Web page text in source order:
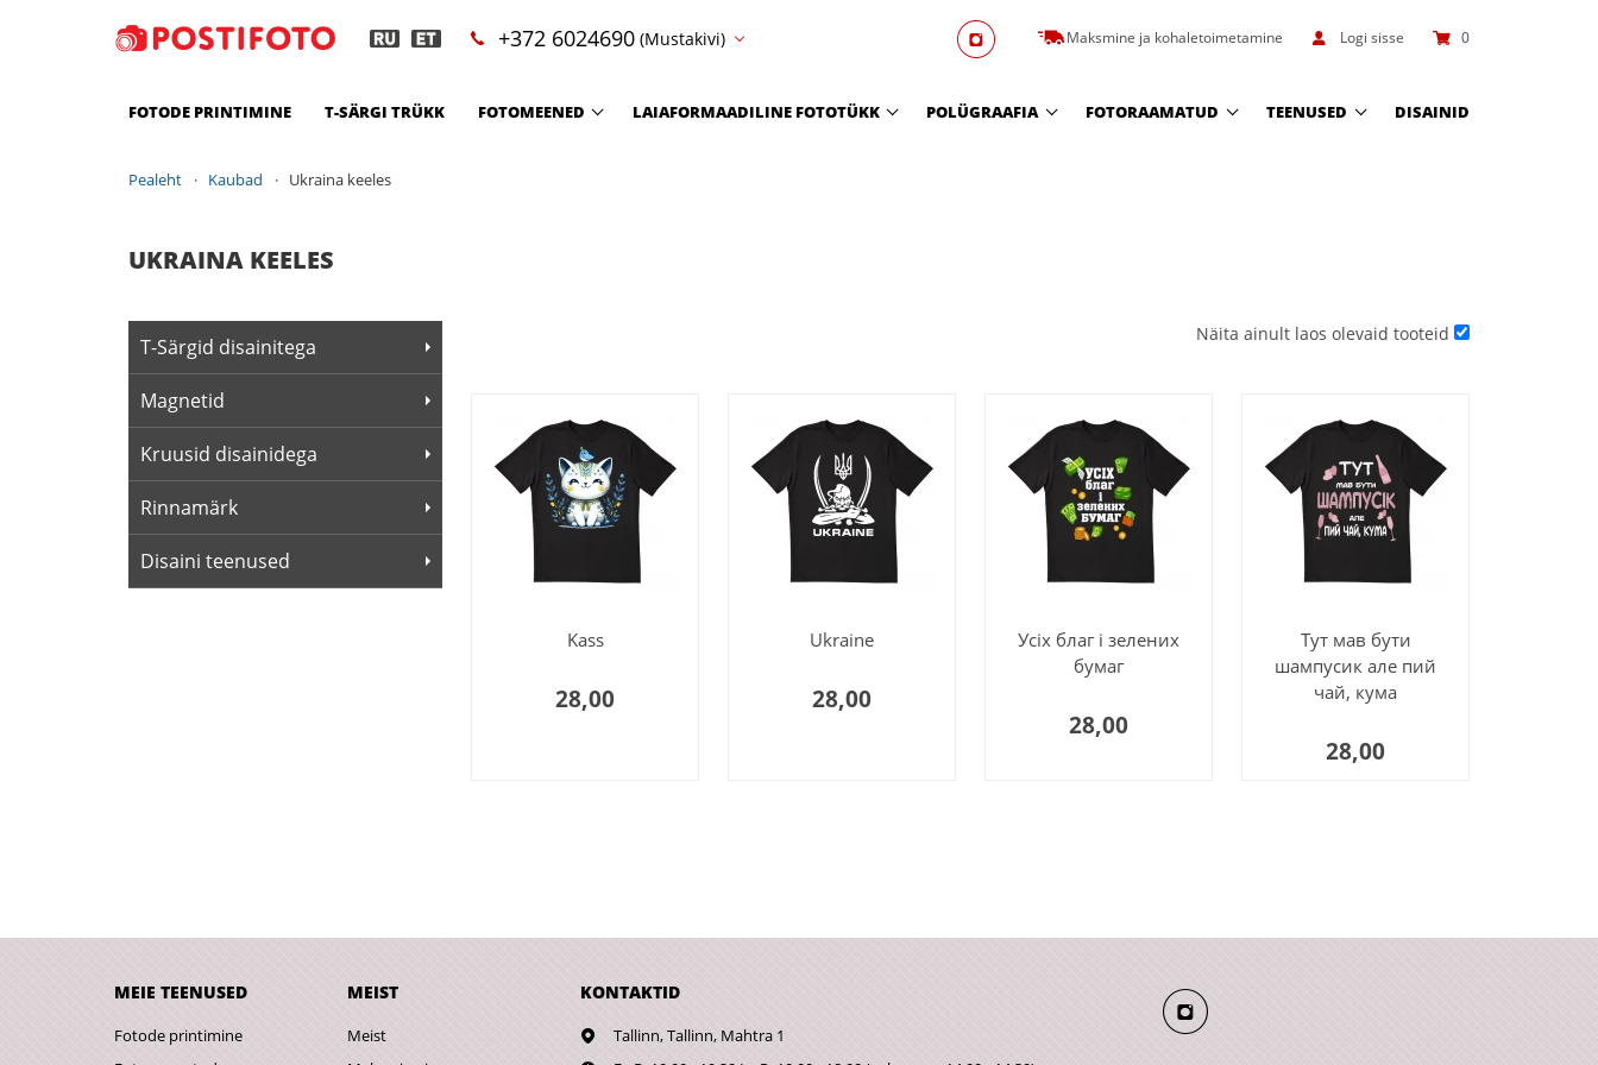
+372 6024690 (Mustakivi) Maksmine ja kohaletoimetamine Logi sisse 0
FOTODE PRINTIMINE T-SÄRGI TRÜKK FOTOMEENED LAIAFORMAADILINE FOTOTÜKK POLÜGRAAFIA FOTORAAMATUD TEENUSED DISAINID
Pealeht Kaubad Ukraina keeles
UKRAINA KEELES
T-Särgid disainitega
Magnetid
Kruusid disainidega
Rinnamärk
Disaini teenused
Näita ainult laos olevaid tooteid
Kass
28,00
Ukraine
28,00
Усіх благ і зелених
бумаг
28,00
Тут мав бути
шампусик але пий
чай, кума
28,00
MEIE TEENUSED
Fotode printimine
MEIST
Meist
KONTAKTID
Tallinn,Tallinn, Mahtra 1